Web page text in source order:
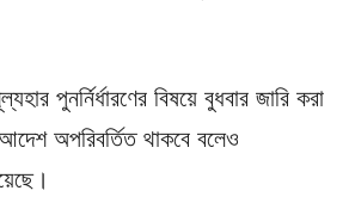
পুনর্নির্ধারণের বিষয়ে বুধবার জারি করা
অপরিবর্তিত থাকবে বলেও